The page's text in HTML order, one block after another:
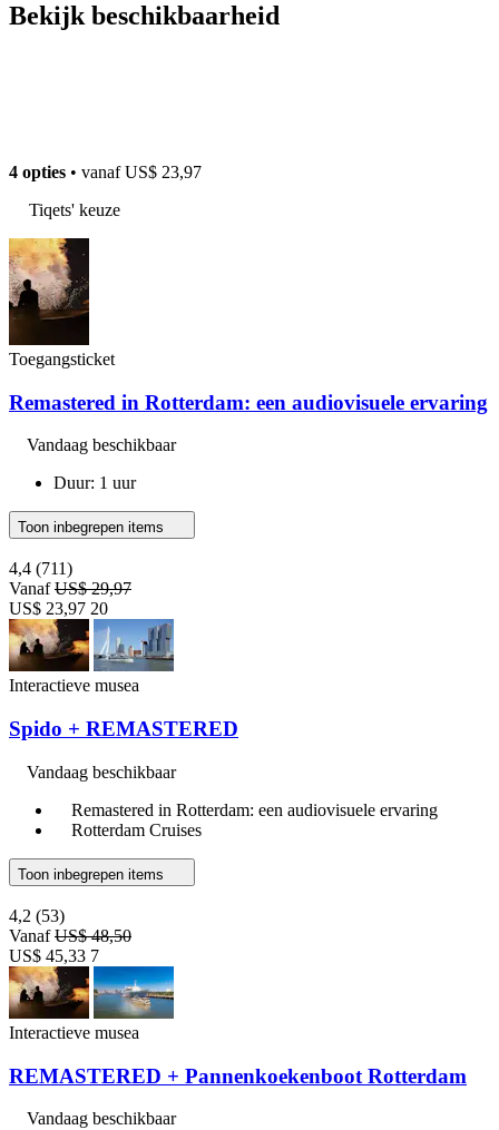
Bekijk beschikbaarheid
4 opties • vanafUS$ 23,97
Tiqets' keuze
Toegangsticket
Remastered in Rotterdam: een audiovisuele ervaring
Vandaag beschikbaar
Duur: 1 uur
Toon inbegrepen items
4,4 (711)
VanafUS$ 29,97
US$ 23,97 20
Interactieve musea
Spido + REMASTERED
Vandaag beschikbaar
Remastered in Rotterdam: een audiovisuele ervaring
Rotterdam Cruises
Toon inbegrepen items
4,2 (53)
VanafUS$ 48,50
US$ 45,33 7
Interactieve musea
REMASTERED + Pannenkoekenboot Rotterdam
Vandaag beschikbaar